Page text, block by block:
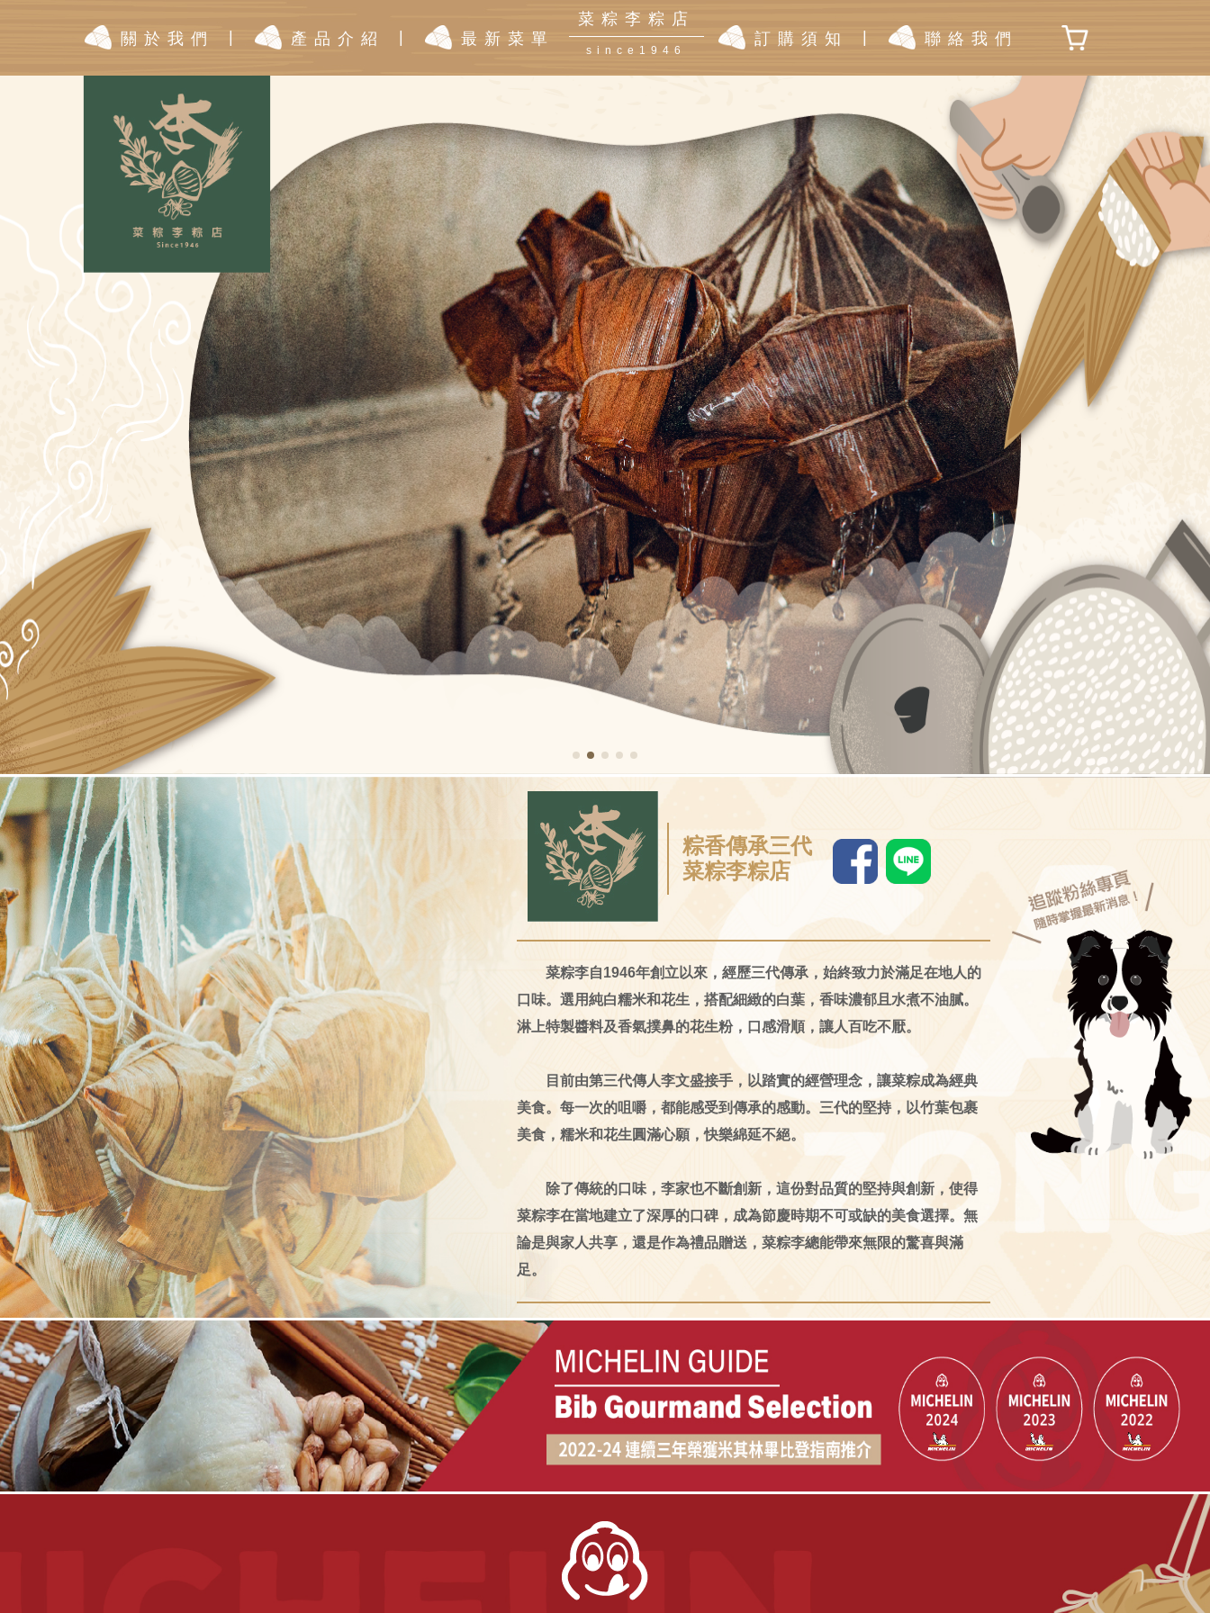
關於我們 產品介紹 最新菜單
菜粽李粽店
since1946
訂購須知 聯絡我們
粽香傳承三代
菜粽李粽店
菜粽李自1946年創立以來，經歷三代傳承，始終致力於滿足在地人的
口味。選用純白糯米和花生，搭配細緻的白葉，香味濃郁且水煮不油膩。
淋上特製醬料及香氣撲鼻的花生粉，口感滑順，讓人百吃不厭。
目前由第三代傳人李文盛接手，以踏實的經營理念，讓菜粽成為經典
美食。每一次的咀嚼，都能感受到傳承的感動。三代的堅持，以竹葉包裹
美食，糯米和花生圓滿心願，快樂綿延不絕。
除了傳統的口味，李家也不斷創新，這份對品質的堅持與創新，使得
菜粽李在當地建立了深厚的口碑，成為節慶時期不可或缺的美食選擇。無
論是與家人共享，還是作為禮品贈送，菜粽李總能帶來無限的驚喜與滿
足。